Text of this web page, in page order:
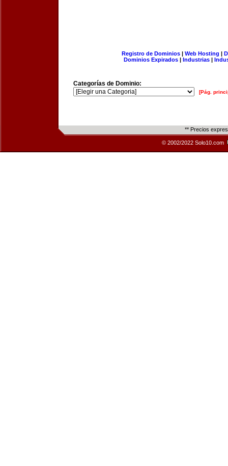
Registro de Dominios| Web Hosting |
Dominios Expirados | Industrias |
Categorías de Dominio:
[Pág.
** Precios
© 2002/2022 Solo10.com